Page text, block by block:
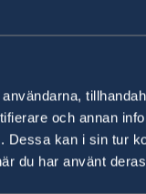
och annan
kan i sin tur
du har använt
annat
och
inom e-
tillgång till